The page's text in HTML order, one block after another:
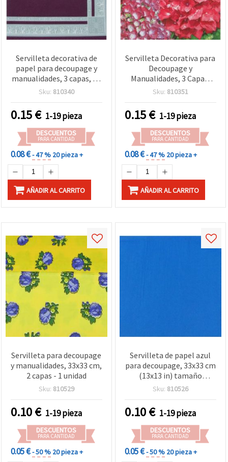
Servilleta decorativa de
papel para decoupage y
manualidades, 3 capas, 33
x 33 cm, 1 unidad
Sku: 810340
0.15€ 1-19 pieza
DESCUENTOS
PARA CANTIDAD
0.08 €- 47 % 20 pieza +
AÑADIR AL CARRITO
Servilleta Decorativa para
Decoupage y
Manualidades, 3 Capas,
33x33 cm, 1 Unidad
Sku: 810351
0.15€ 1-19 pieza
DESCUENTOS
PARA CANTIDAD
0.08 €- 47 % 20 pieza +
AÑADIR AL CARRITO
Servilleta para decoupage
y manualidades, 33x33 cm,
2 capas - 1 unidad
Sku: 810529
0.10€ 1-19 pieza
DESCUENTOS
PARA CANTIDAD
0.05 €- 50 % 20 pieza +
Servilleta de papel azul
para decoupage, 33x33 cm
(13x13 in) tamaño
almuerzo, 2 capas, 1 ud –
scrapbooking y mixed
media
Sku: 810526
0.10€ 1-19 pieza
DESCUENTOS
PARA CANTIDAD
0.05 €- 50 % 20 pieza +